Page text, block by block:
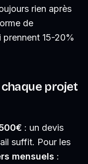
rien après
de
15-20%
projet
: un devis
suffit. Pour les
mensuels :